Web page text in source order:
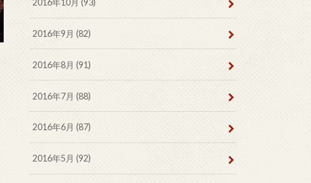
2016年10月 (93)
2016年9月 (82)
2016年8月 (91)
2016年7月 (88)
2016年6月 (87)
2016年5月 (92)